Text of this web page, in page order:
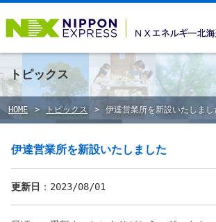
トピックス
HOME トピックス 伊達営業所を新設いたしまし
伊達営業所を新設いたしました
更新日 ：2023/08/01